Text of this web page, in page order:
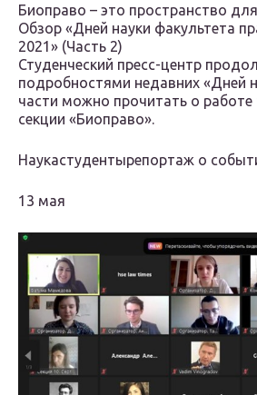
Биоправо – это пространство
Обзор «Дней науки факультета
2021» (Часть 2)
Студенческий пресс-центр
подробностями недавних «Дней
части можно прочитать о
секции «Биоправо».
Наукастудентырепортаж о
13 мая